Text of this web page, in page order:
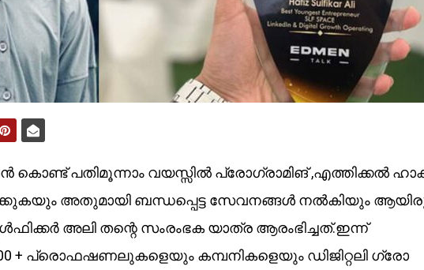
പതിമൂന്നാം വയസ്സിൽ പ്രോഗ്രാമിങ് ,എത്തിക്കൽ
അതുമായി ബന്ധപ്പെട്ട സേവനങ്ങൾ നൽകിയും
അലി തന്റെ സംരംഭക യാത്ര ആരംഭിച്ചത്.ഇന്ന്
+ പ്രൊഫഷണലുകളെയും കമ്പനികളെയും ഡിജിറ്റലി ഗ്രോ